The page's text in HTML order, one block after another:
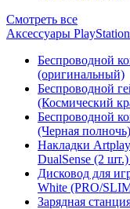
Смотреть все
Аксессуары
Беспроводной
(оригинальный)
Беспроводной
(Космический
Беспроводной
(Черная
Накладки
DualSense (2
Дисковод для
White (PRO/
Зарядная